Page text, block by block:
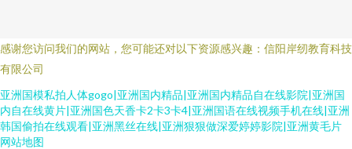
感谢您访问我们的网站，您可能还对以下资源感兴趣：信阳岸纫教育科技
有限公司
亚洲国模私拍人体gogo|亚洲国内精品|亚洲国内精品自在线影院|亚洲国
内自在线黄片|亚洲国色天香卡2卡3卡4|亚洲国语在线视频手机在线|亚洲
韩国偷拍在线观看|亚洲黑丝在线|亚洲狠狠做深爱婷婷影院|亚洲黄毛片
网站地图